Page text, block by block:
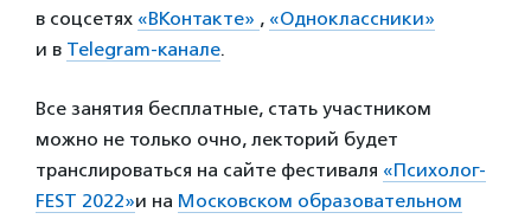
в соцсетях «ВКонтакте» , «Одноклассники»
и в Telegram-канале.
Все занятия бесплатные, стать участником
можно не только очно, лекторий будет
транслироваться на сайте фестиваля «Психолог-
FEST 2022»и на Московском образовательном